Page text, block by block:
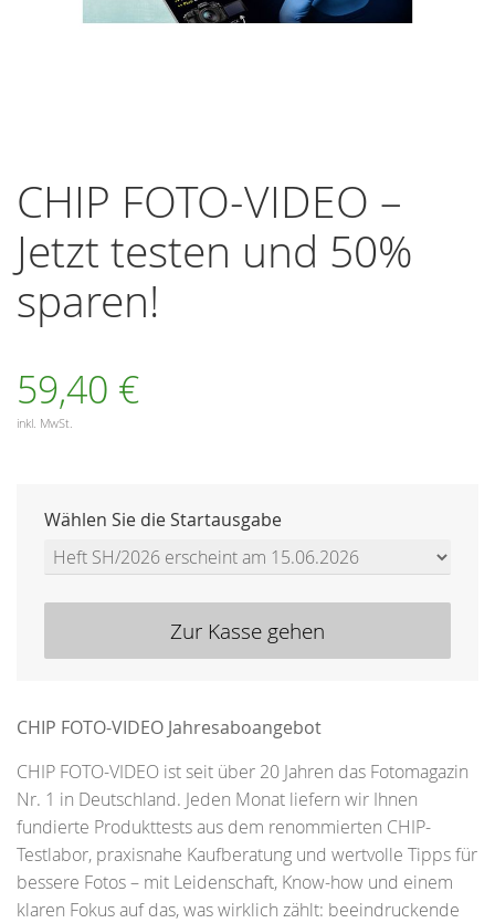
der
Bildergalerie
springen
CHIP FOTO-VIDEO –
Jetzt testen und 50%
sparen!
59,40 €
inkl. MwSt.
Wählen Sie die Startausgabe
Zur Kasse gehen
CHIP FOTO-VIDEO Jahresaboangebot
CHIP FOTO-VIDEO ist seit über 20 Jahren das Fotomagazin
Nr. 1 in Deutschland. Jeden Monat liefern wir Ihnen
fundierte Produkttests aus dem renommierten CHIP-
Testlabor, praxisnahe Kaufberatung und wertvolle Tipps für
bessere Fotos – mit Leidenschaft, Know-how und einem
klaren Fokus auf das, was wirklich zählt: beeindruckende